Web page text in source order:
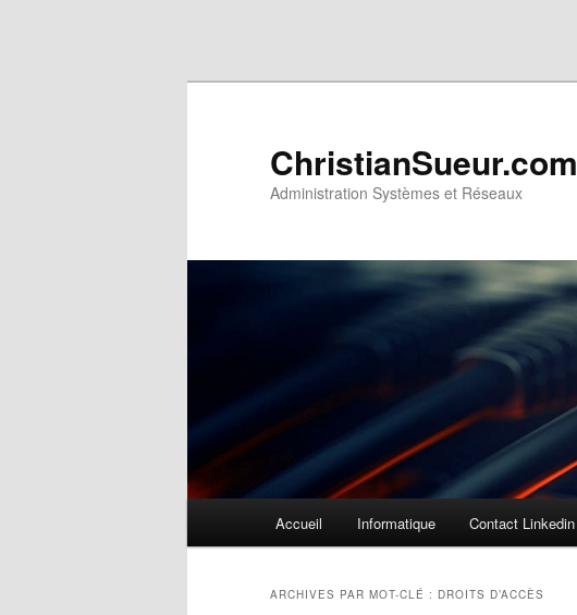
ChristianSueur.com
Administration Systèmes et Réseaux
Accueil Informatique Contact Linkedin
ARCHIVES PAR MOT-CLÉ : DROITS D’ACCÈS